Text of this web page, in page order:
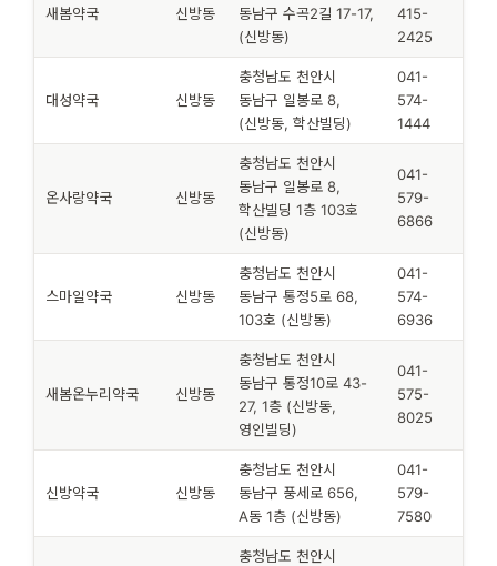
새봄약국 신방동
동남구 수곡2길 17-17,
(신방동)
415-
2425
대성약국 신방동
충청남도 천안시
동남구 일봉로 8,
(신방동, 학산빌딩)
041-
574-
1444
온사랑약국 신방동
충청남도 천안시
동남구 일봉로 8,
학산빌딩 1층 103호
(신방동)
041-
579-
6866
스마일약국 신방동
충청남도 천안시
동남구 통정5로 68,
103호 (신방동)
041-
574-
6936
새봄온누리약국 신방동
충청남도 천안시
동남구 통정10로 43-
27, 1층 (신방동,
영인빌딩)
041-
575-
8025
신방약국 신방동
충청남도 천안시
동남구 풍세로 656,
A동 1층 (신방동)
041-
579-
7580
충청남도 천안시